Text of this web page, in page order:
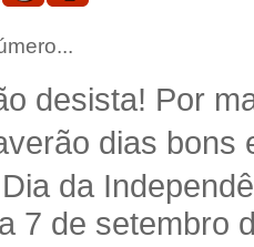
desista! Por
dias bons
da
7 de setembro